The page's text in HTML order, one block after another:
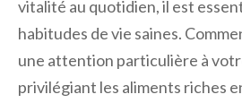
vitalité au quotidien, il est
habitudes de vie saines.
une attention particulière à
privilégiant les aliments riches